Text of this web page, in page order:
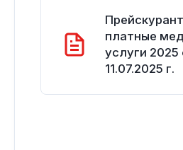
платные
услуги 2025
11.07.2025 г.